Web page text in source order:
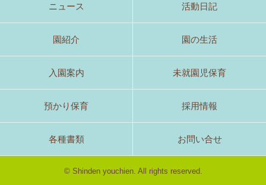
ニュース 活動日記
園紹介 園の生活
入園案内 未就園児保育
預かり保育 採用情報
各種書類 お問い合せ
© Shinden youchien. All rights reserved.